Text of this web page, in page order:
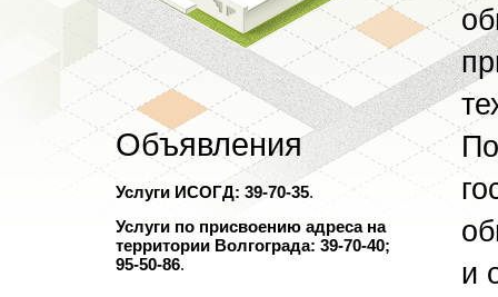
Объявления
Услуги ИСОГД: 39-70-35.
Услуги по присвоению адреса на
территории Волгограда: 39-70-40;
95-50-86.
и